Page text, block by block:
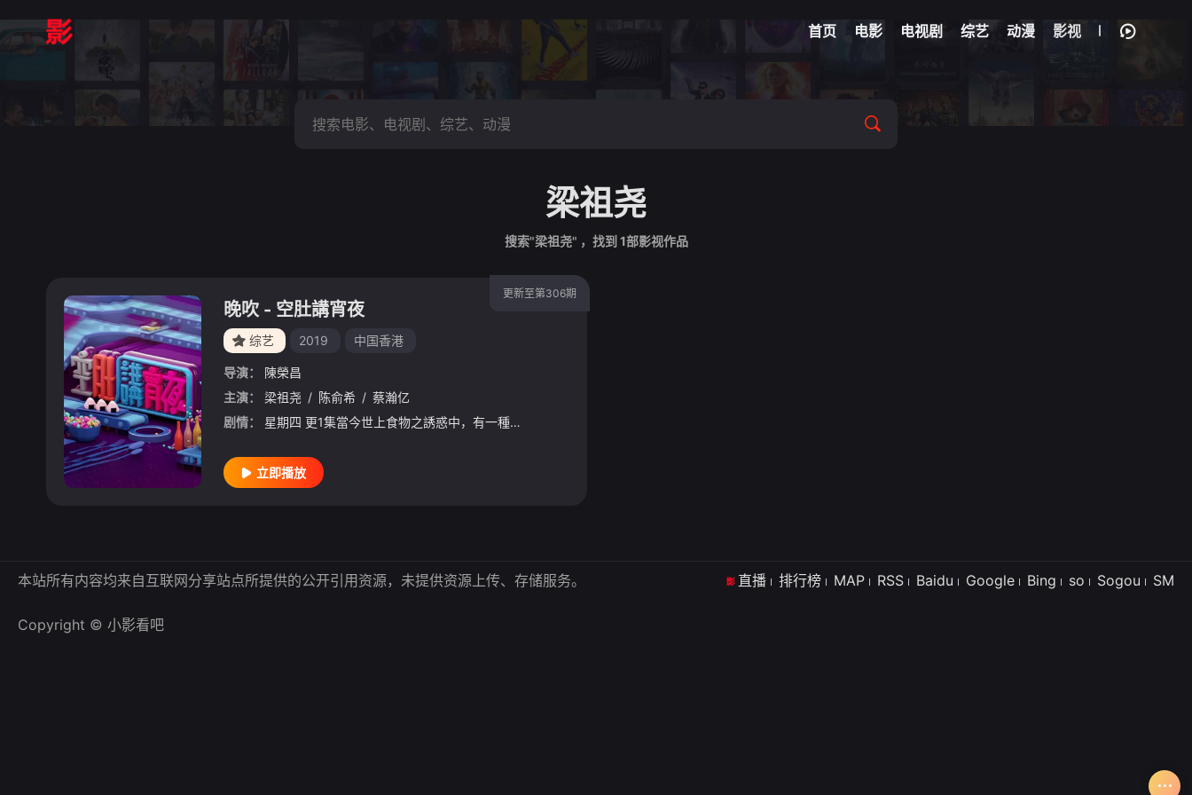
首页 电影 电视剧 综艺 动漫 影视
梁祖尧
搜索"梁祖尧" ，找到 1部影视作品
更新至第306期
晚吹 - 空肚講宵夜
综艺 2019 中国香港
导演：
陳榮昌
主演：
梁祖尧 / 陈俞希 / 蔡瀚亿
剧情：
星期四 更1集當今世上食物之誘惑中，有一種堪稱最邪惡但亦最難自拔，就是宵夜！宵夜好味，原來講宵夜都津津有味！可能是電視史上首個「齋talk」飲食節目，三位食力主持，將畢生食宵夜的味覺體驗、所見所聞，交
立即播放
直播 排行榜 MAP RSS Baidu Google Bing so Sogou SM
本站所有内容均来自互联网分享站点所提供的公开引用资源，未提供资源上传、存储服务。
Copyright © 小影看吧